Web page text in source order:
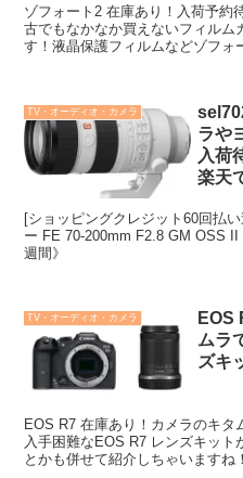
ゾフォート2 在庫あり！入荷予約
古でもなかなか買えないフィルム
す！液晶保護フィルムなどゾフォ
TV・オーディオ・カメラ
ラや
入荷
楽天
[ショッピングクレジット60回払
ー FE 70-200mm F2.8 GM OSS
週間》
TV・オーディオ・カメラ
EOS
ムラ
ズキ
EOS R7 在庫あり！カメラのキタ
入手困難なEOS R7 レンズキット
とかも併せて紹介しちゃいますね！